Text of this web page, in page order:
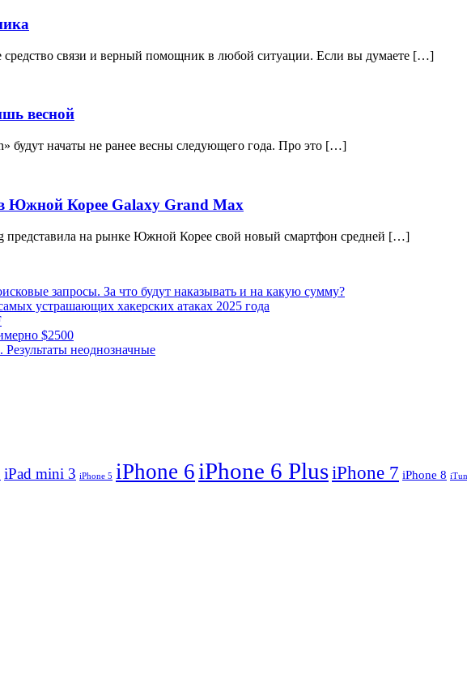
связи и верный помощник в любой ситуации. Если вы думаете […]
весной
будут начаты не ранее весны следующего года. Про это […]
Южной Корее Galaxy Grand Max
представила на рынке Южной Корее свой новый смартфон средней […]
запросы. За что будут наказывать и на какую сумму?
устрашающих хакерских атаках 2025 года
$2500
неоднозначные
iPad mini 3 iPhone 5 iPhone 6 iPhone 6 PlusiPhone 7 iPhone 8